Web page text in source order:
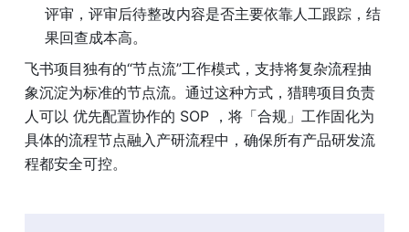
评审，评审后待整改内容是否主要依靠人工跟踪，结
果回查成本高。
飞书项目独有的“节点流”工作模式，支持将复杂流程抽
象沉淀为标准的节点流。通过这种方式，猎聘项目负责
人可以 优先配置协作的 SOP ，将「合规」工作固化为
具体的流程节点融入产研流程中，确保所有产品研发流
程都安全可控。